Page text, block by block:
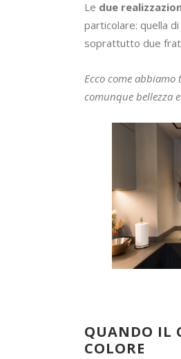
Le due
particolare: quella
soprattutto due
Ecco come abbiamo
comunque bellezza
QUANDO IL
COLORE